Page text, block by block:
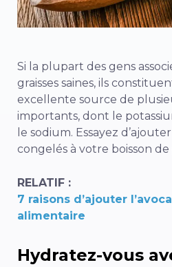
Si la plupart des gens
graisses saines, ils
excellente source de
importants, dont le
le sodium. Essayez
congelés à votre boisson
RELATIF :
7 raisons d’ajouter
alimentaire
Hydratez-vous